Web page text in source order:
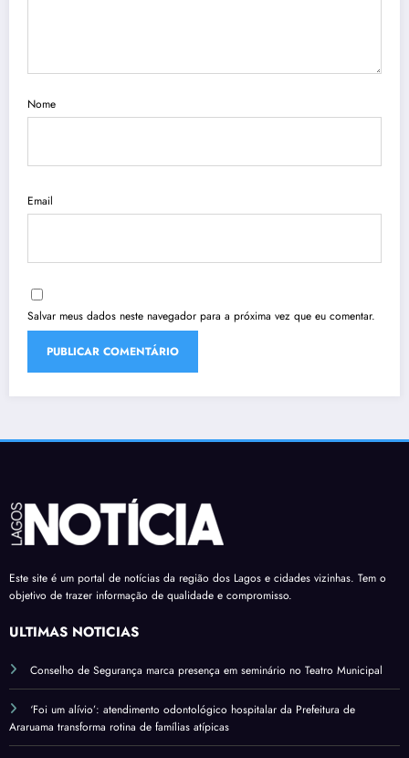
Nome
Email
Salvar meus dados neste navegador para a próxima vez que eu comentar.
Este site é um portal de notícias da região dos Lagos e cidades vizinhas. Tem o
objetivo de trazer informação de qualidade e compromisso.
ÚLTIMAS NOTÍCIAS
Conselho de Segurança marca presença em seminário no Teatro Municipal
‘Foi um alívio’: atendimento odontológico hospitalar da Prefeitura de
Araruama transforma rotina de famílias atípicas